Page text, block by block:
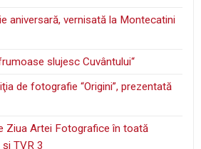
aniversară, vernisată la Montecatini
slujesc Cuvântului“
de fotografie “Origini”, prezentată
Ziua Artei Fotografice în toată
TVR 3